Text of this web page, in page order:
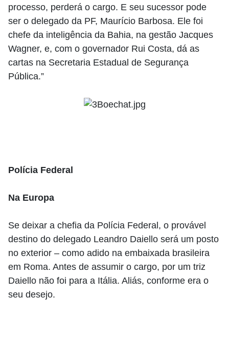
processo, perderá o cargo. E seu sucessor pode
ser o delegado da PF, Maurício Barbosa. Ele foi
chefe da inteligência da Bahia, na gestão Jacques
Wagner, e, com o governador Rui Costa, dá as
cartas na Secretaria Estadual de Segurança
Pública.”
Polícia Federal
Na Europa
Se deixar a chefia da Polícia Federal, o provável
destino do delegado Leandro Daiello será um posto
no exterior – como adido na embaixada brasileira
em Roma. Antes de assumir o cargo, por um triz
Daiello não foi para a Itália. Aliás, conforme era o
seu desejo.